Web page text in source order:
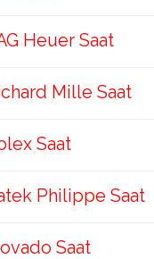
Heuer Saat
Mille Saat
Saat
Philippe Saat
Saat